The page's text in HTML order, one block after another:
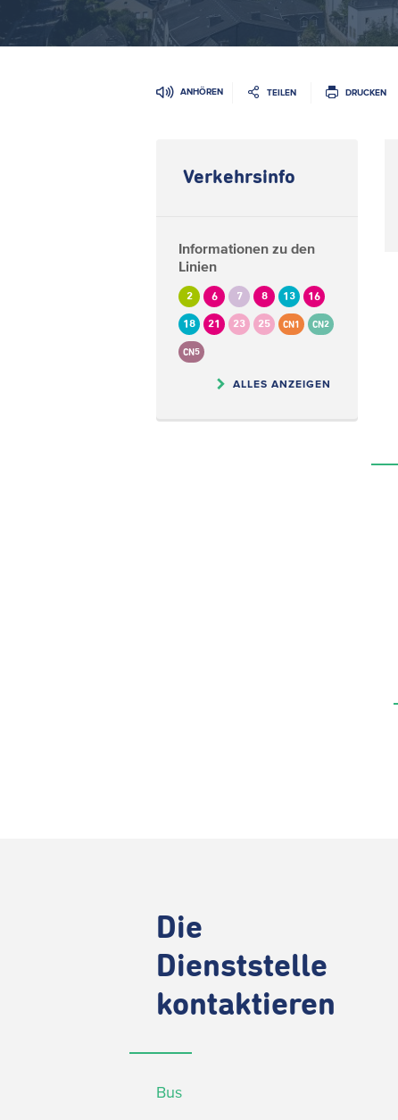
ANHÖREN TEILEN DRUCKEN
Verkehrsinfo
Informationen zu den
Linien
2 6 7 8 13 16
18 21 23 25 CN1 CN2
CN5
ALLES ANZEIGEN
Die
Dienststelle
kontaktieren
Bus